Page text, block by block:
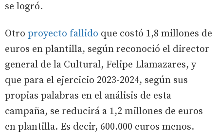
se logró.
Otro proyecto fallido que costó 1,8 millones de
euros en plantilla, según reconoció el director
general de la Cultural, Felipe Llamazares, y
que para el ejercicio 2023-2024, según sus
propias palabras en el análisis de esta
campaña, se reducirá a 1,2 millones de euros
en plantilla. Es decir, 600.000 euros menos.